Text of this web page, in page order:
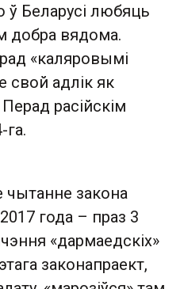
ў Беларусі любяць
добра вядома.
«каляровымі
свой адлік як
расійскім
га.
чытанне закона
года – праз 3
«дармаедскіх»
законапраект,